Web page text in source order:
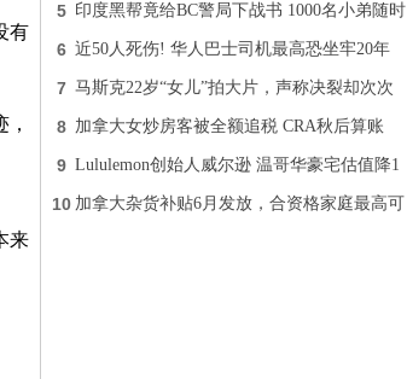
有
来
5 印度黑帮竟给BC警局下战书 1000名小弟随时
6 近50人死伤! 华人巴士司机最高恐坐牢20年
7 马斯克22岁“女儿”拍大片，声称决裂却次次
8 加拿大女炒房客被全额追税 CRA秋后算账
9 Lululemon创始人威尔逊 温哥华豪宅估值降1
10 加拿大杂货补贴6月发放，合资格家庭最高可